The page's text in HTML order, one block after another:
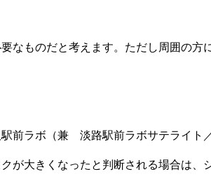
なものだと考えます。ただし周囲の方
前ラボ（兼 淡路駅前ラボサテライト
が大きくなったと判断される場合は、